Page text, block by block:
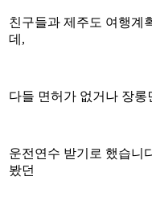
친구들과 제주도 여행계
데,
다들 면허가 없거나 장
운전연수 받기로 했습니
봤던